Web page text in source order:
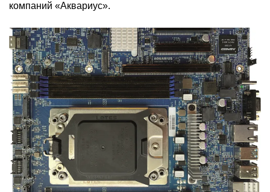
компаний «Аквариус».